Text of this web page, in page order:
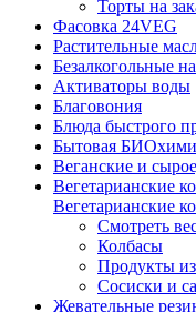
Торты на
Фасовка 24VEG
Растительные
Безалкогольные
Активаторы воды
Благовония
Блюда быстрого
Бытовая
Веганские и
Вегетарианские
Вегетарианские
Смотреть
Колбасы
Продукты из
Сосиски и
Жевательные